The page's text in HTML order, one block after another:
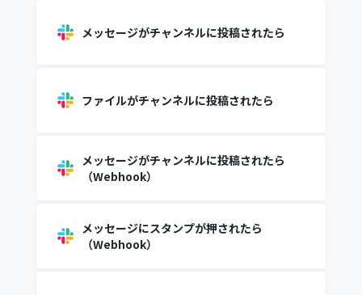
メッセージがチャンネルに投稿されたら
ファイルがチャンネルに投稿されたら
メッセージがチャンネルに投稿されたら
（Webhook）
メッセージにスタンプが押されたら
（Webhook）